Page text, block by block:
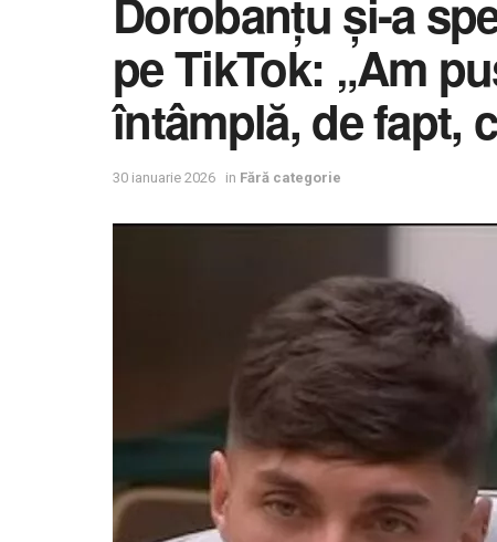
Dorobanțu și-a
pe TikTok: „Am
întâmplă, de fapt,
30 ianuarie 2026 in Fără categorie